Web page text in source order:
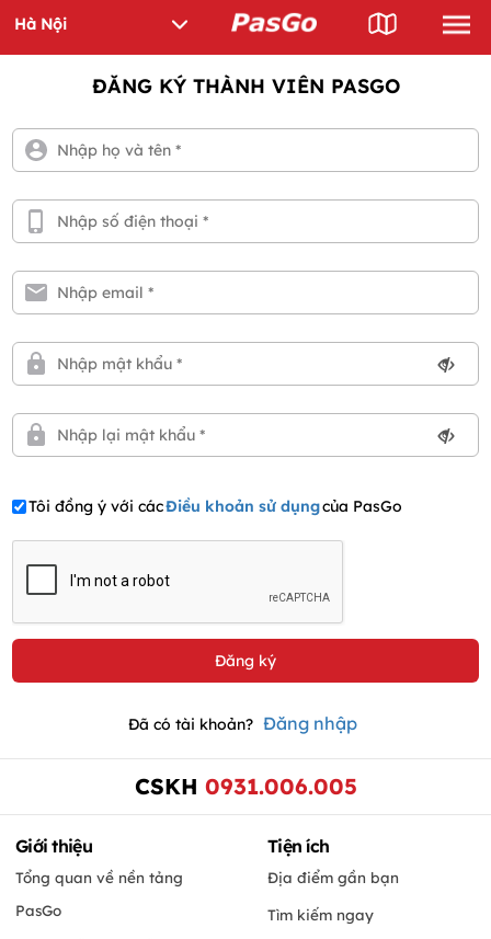
ĐĂNG KÝ THÀNH VIÊN PASGO
Tôi đồng ý với cácĐiều khoản sử dụngcủa PasGo
Đã có tài khoản? Đăng nhập
CSKH 0931.006.005
Giới thiệu
Tổng quan về nền tảng
PasGo
Tiện ích
Địa điểm gần bạn
Tìm kiếm ngay